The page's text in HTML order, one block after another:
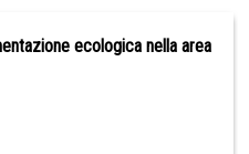
ecologica nella area